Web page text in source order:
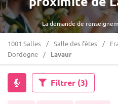
La demande de
1001 Salles Salle des fêtes
Dordogne
Lavaur
Filtrer (3)